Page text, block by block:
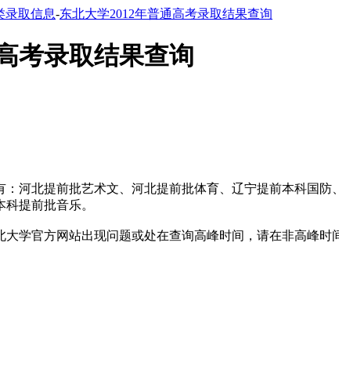
录取信息-东北大学2012年普通高考录取结果查询
考录取结果查询
河北提前批艺术文、河北提前批体育、辽宁提前本科国
提前批音乐。
学官方网站出现问题或处在查询高峰时间，请在非高峰